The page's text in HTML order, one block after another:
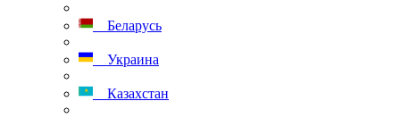
Беларусь
Украина
Казахстан